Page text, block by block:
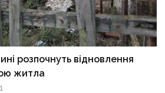
розпочнуть відновлення
житла